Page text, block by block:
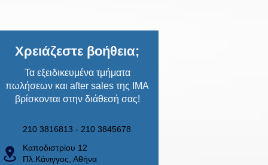
Χρειάζεστε βοήθεια;
Τα εξειδικευμένα τμήματα
πωλήσεων και after sales της ΙΜΑ
βρίσκονται στην διάθεσή σας!
Καποδιστρίου 12
Πλ.Κάνιγγος, Αθήνα
210 3816813 - 210 3845678